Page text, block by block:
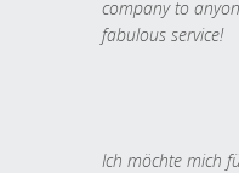
company to
fabulous service!
Ich möchte mich